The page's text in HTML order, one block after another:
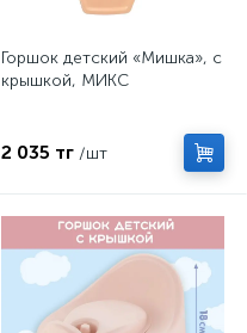
Горшок детский «Мишка», с
крышкой, МИКС
2 035 тг /шт